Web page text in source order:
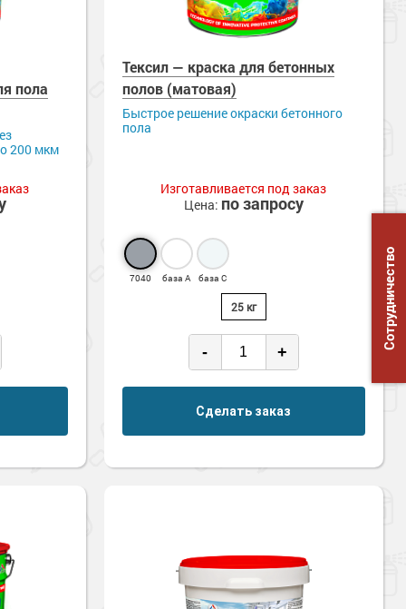
пола
200 мкм
Тексил — краска для бетонных
полов (матовая)
Быстрое решение окраски бетонного
пола
Изготавливается под заказ
Цена: по запросу
7040 база А база С
25 кг
- +
Сделать заказ
Сотрудничество